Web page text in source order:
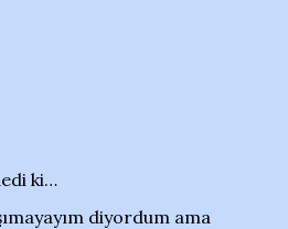
ki…
diyordum ama